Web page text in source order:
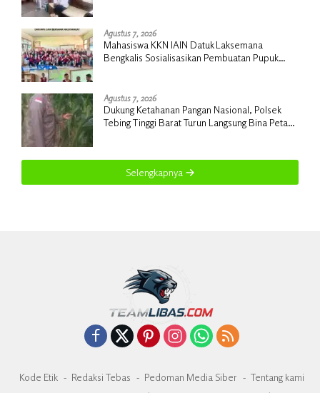
Agustus 7, 2026
Mahasiswa KKN IAIN Datuk Laksemana
Bengkalis Sosialisasikan Pembuatan Pupuk
Agustus 7, 2026
Dukung Ketahanan Pangan Nasional, Polsek
Tebing Tinggi Barat Turun Langsung Bina Petani
Selengkapnya
Kode Etik Redaksi Tebas Pedoman Media Siber
Tentang kami